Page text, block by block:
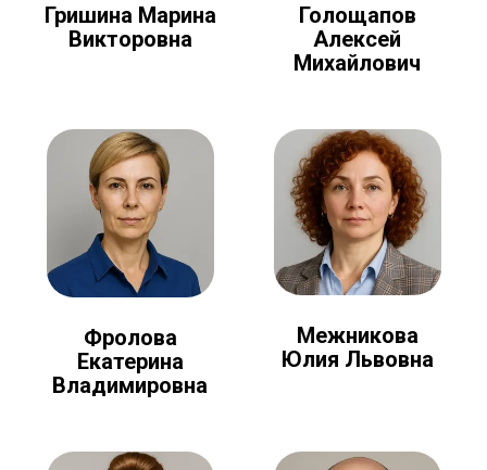
Гришина Марина
Викторовна
Голощапов
Алексей
Михайлович
Фролова
Екатерина
Владимировна
Межникова
Юлия Львовна